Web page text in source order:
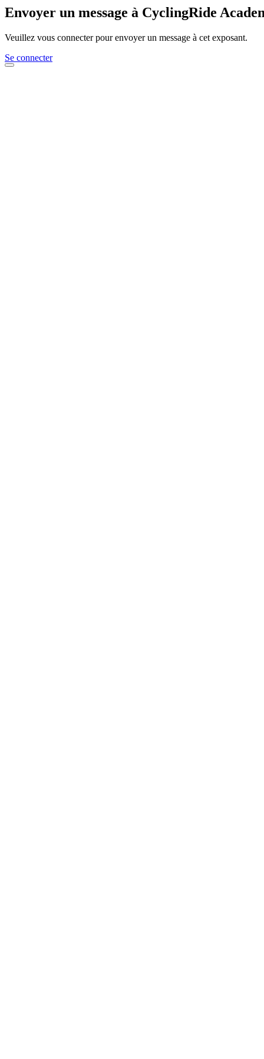
Envoyer un message à CyclingRide
Veuillez vous connecter pour envoyer un message à cet exposant.
Se connecter